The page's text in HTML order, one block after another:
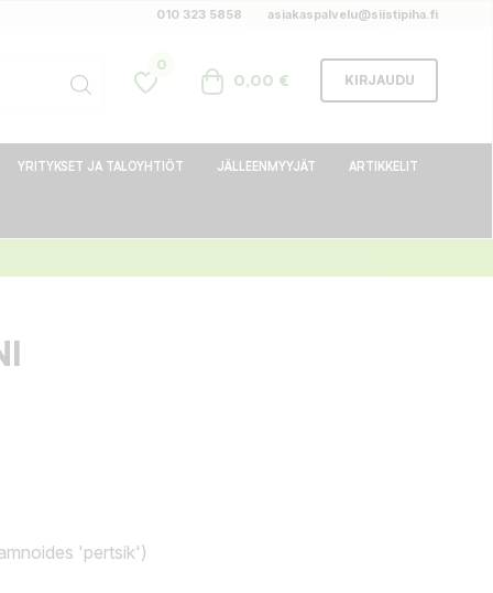
010 323 5858 asiakaspalvelu@siistipiha.fi
0
0,00 € KIRJAUDU
YRITYKSET JA TALOYHTIÖT JÄLLEENMYYJÄT ARTIKKELIT
'pertsik')